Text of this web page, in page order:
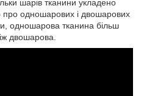
шарів тканини укладено
одношарових і двошарових
одношарова тканина більш
двошарова.